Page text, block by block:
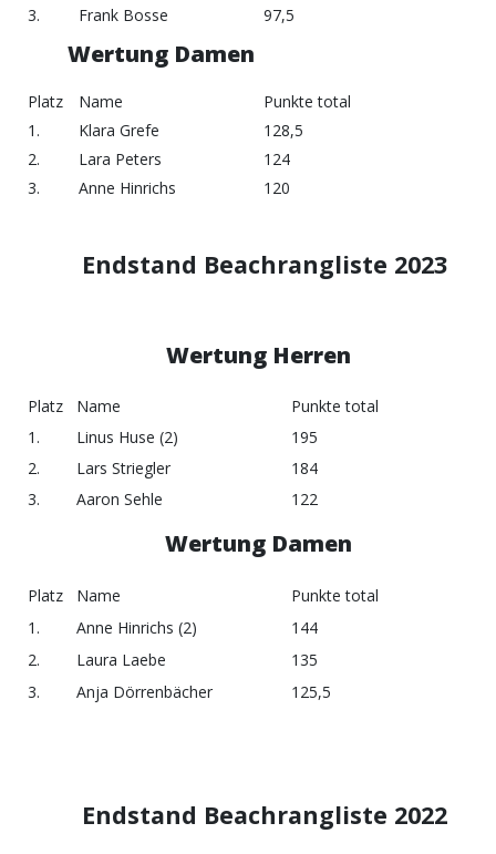
3.
Frank Bosse 97,5
Wertung Damen
Platz Name
Punkte total
1.
Klara Grefe
128,5
2.
Lara Peters
124
3.
Anne Hinrichs 120
Endstand Beachrangliste 2023
Wertung Herren
Platz Name
Punkte total
1.
Linus Huse (2)
195
2.
Lars Striegler
184
3.
Aaron Sehle 122
Wertung Damen
Platz Name
Punkte total
1.
Anne Hinrichs (2)
144
2.
Laura Laebe
135
3.
Anja Dörrenbächer 125,5
Endstand Beachrangliste 2022